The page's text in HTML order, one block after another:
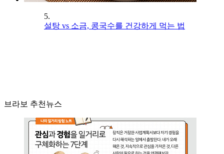
5.
설탕 vs 소금, 콩국수를 건강하게 먹는 법
브라보 추천뉴스